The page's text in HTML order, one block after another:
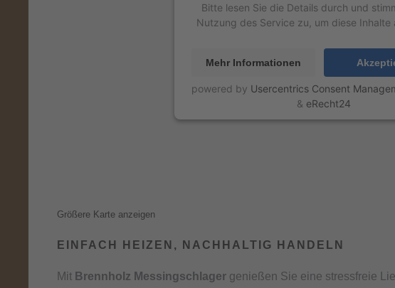
Bitte lesen Sie die Details durch und
Nutzung des Service zu, um diese Inhalte
Mehr Informationen
powered by Usercentrics Consent
& eRecht24
Größere Karte anzeigen
EINFACH HEIZEN, NACHHALTIG HANDELN
Mit Brennholz Messingschlager genießen Sie eine stressfreie